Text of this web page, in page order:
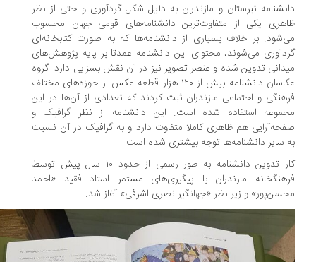
تبرستان و مازندران به دلیل شکل گردآوری و حتی از نظر
یکی از متفاوت‌ترین دانشنامه‌های قومی جهان محسوب
بر خلاف بسیاری از دانشنامه‌ها که به صورت کتابخانه‌ای
می‌شوند، محتوای این دانشنامه عمدتا بر پایه پژوهش‌های
تدوین شده و عنصر تصویر نیز در آن نقش بسزایی دارد. گروه
عکاسان دانشنامه بیش از ۱۲۰ هزار قطعه عکس از حوزه‌های مختلف
و اجتماعی مازندران ثبت کردند که تعدادی از آن‌ها در این
استفاده شده است. این دانشنامه از نظر گرافیک و
هم ظاهری کاملا متفاوت دارد و به گرافیک در آن نسبت
سایر دانشنامه‌ها توجه بیشتری شده است.
کار تدوین دانشنامه به طور رسمی از حدود ۱۰ سال پیش توسط
مازندران با پیگیری‌های مستمر استاد فقید «احمد
و زیر نظر «جهانگیر نصری اشرفی» آغاز شد.